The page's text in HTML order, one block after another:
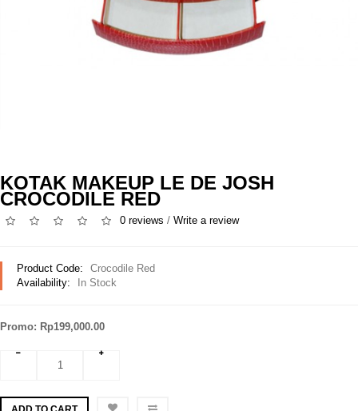
KOTAK MAKEUP LE DE JOSH
CROCODILE RED
0 reviews / Write a review
Product Code:
Crocodile Red
Availability:
In Stock
Promo: Rp199,000.00